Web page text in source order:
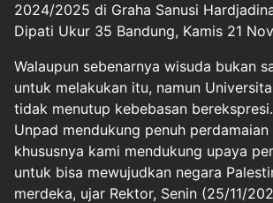
2024/2025 di Graha Sanusi
Dipati Ukur 35 Bandung, Kamis 21
Walaupun sebenarnya wisuda bukan
untuk melakukan itu, namun
tidak menutup kebebasan
Unpad mendukung penuh perdamaian
khususnya kami mendukung upaya
untuk bisa mewujudkan negara
merdeka, ujar Rektor, Senin (25/11/